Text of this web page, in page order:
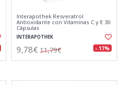
Interapothek Resveratrol
Antioxidante con Vitaminas C y E 30
Cápsulas
INTERAPOTHEK
9,78€ 11,79€ - 17%